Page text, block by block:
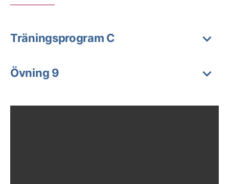
Träningsprogram C
Övning 9